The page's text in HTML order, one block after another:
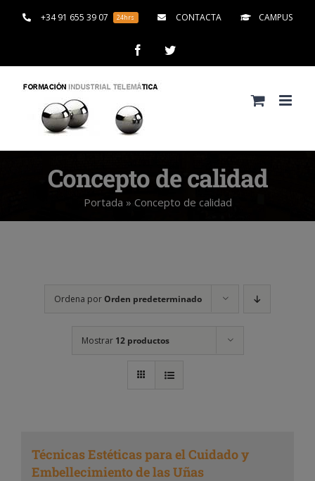
+34 91 655 39 07 24hrs CONTACTA CAMPUS
FacebookTwitter
Concepto de calidad
Portada » Concepto de calidad
Ordena porOrden predeterminado
Mostrar 12 productos
Técnicas Estéticas para el Cuidado y
Embellecimiento de las Uñas